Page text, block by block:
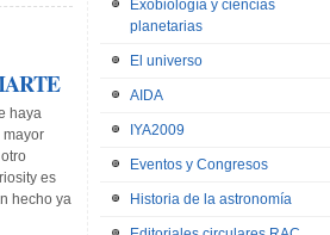
haya
mayor
es
hecho ya
Exobiología y ciencias
planetarias
El universo
AIDA
IYA2009
Eventos y Congresos
Historia de la astronomía